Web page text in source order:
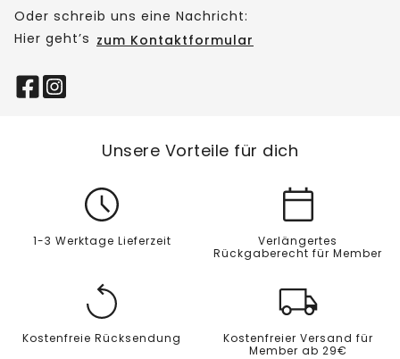
Oder schreib uns eine Nachricht:
Hier geht’s zum Kontaktformular
Unsere Vorteile für dich
1-3 Werktage Lieferzeit
Verlängertes
Rückgaberecht für Member
Kostenfreie Rücksendung
Kostenfreier Versand für
Member ab 29€